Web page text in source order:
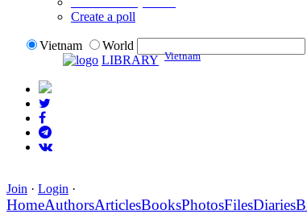
Create a poll
Vietnam
World
LIBRARY Vietnam
Join · Login ·
HomeAuthorsArticlesBooksPhotosFilesDiaries